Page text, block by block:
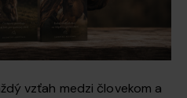
vzťah medzi človekom a